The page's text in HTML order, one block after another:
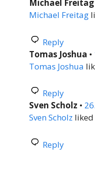
Michael Freitag
Michael Freitag
Reply
Tomas Joshua •
Tomas Joshua
Reply
Sven Scholz •
Sven Scholz liked
Reply